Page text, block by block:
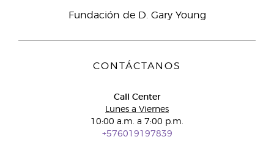
Fundación de D. Gary Young
CONTÁCTANOS
Call Center
Lunes a Viernes
10:00 a.m. a 7:00 p.m.
+576019197839